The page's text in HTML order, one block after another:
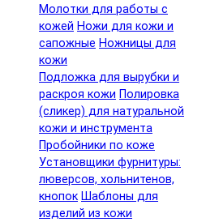
Молотки для работы с
кожей Ножи для кожи и
сапожные Ножницы для
кожи
Подложка для вырубки и
раскроя кожи Полировка
(сликер) для натуральной
кожи и инструмента
Пробойники по коже
Установщики фурнитуры:
люверсов, хольнитенов,
кнопок Шаблоны для
изделий из кожи